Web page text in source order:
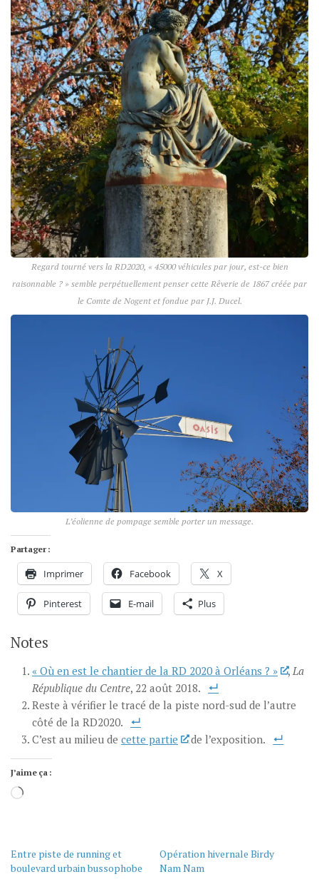
Regard tourné vers la RD2020, « 45000 véhicules par jour, est-ce bien
raisonnable ? » semble perpétuellement penser cette Rêverie de 1867 créée par
le Comte de Nogent et fondue par J.J. Ducel.
L’éolienne de pompage semble porter un message.
Partager :
Imprimer Facebook X
Pinterest E-mail Plus
Notes
« Où en est le chantier de la RD 2020 à Orléans ? » , La
République du Centre, 22 août 2018.
Reste à vérifier le tracé de la piste nord-sud de l’autre
côté de la RD2020.
C’est au milieu de cette partie de l’exposition.
J’aime ça :
Chargement…
Entre piste de running et
boulevard urbain bussophobe
Opération hivernale Birdy
Nam Nam